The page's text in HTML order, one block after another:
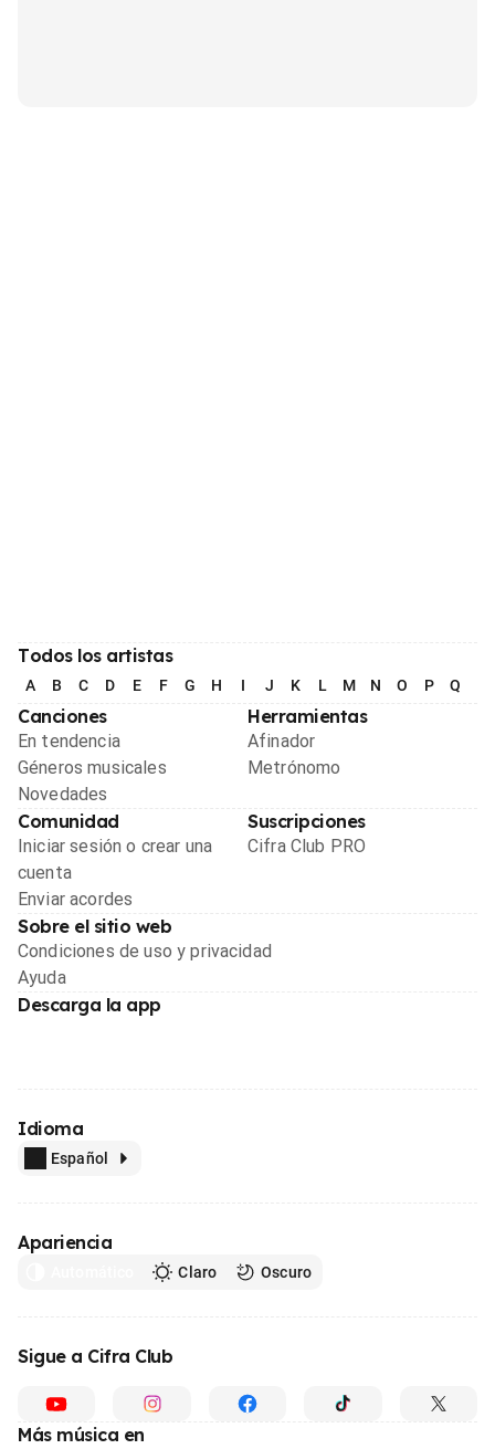
Todos los artistas
A B C D E F G H I J K L M N O P Q
Canciones
En tendencia
Géneros musicales
Novedades
Herramientas
Afinador
Metrónomo
Comunidad
Iniciar sesión o crear una
cuenta
Enviar acordes
Suscripciones
Cifra Club PRO
Sobre el sitio web
Condiciones de uso y privacidad
Ayuda
Descarga la app
Idioma
Español
Apariencia
Claro Oscuro
Sigue a Cifra Club
Más música en